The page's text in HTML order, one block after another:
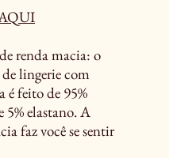
renda macia: o
lingerie com
é feito de 95%
5% elastano. A
faz você se sentir